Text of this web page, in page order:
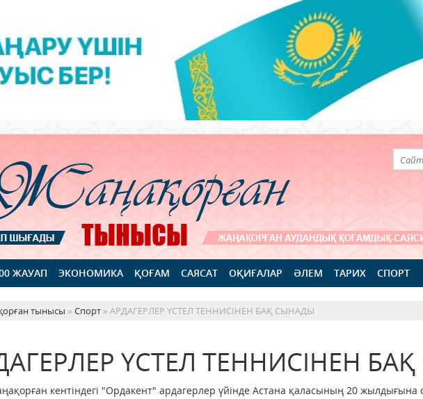
ЖАУАП ЭКОНОМИКА ҚОҒАМ САЯСАТ ОҚИҒАЛАР ӘЛЕМ ТАРИХ СПОРТ
тынысы »Спорт » АРДАГЕРЛЕР ҮСТЕЛ ТЕННИСІНЕН БАҚ СЫНАДЫ
ҮСТЕЛ ТЕННИСІНЕН
кентіндегі "Ордакент" ардагерлер үйінде Астана қаласының 20 жылдығына